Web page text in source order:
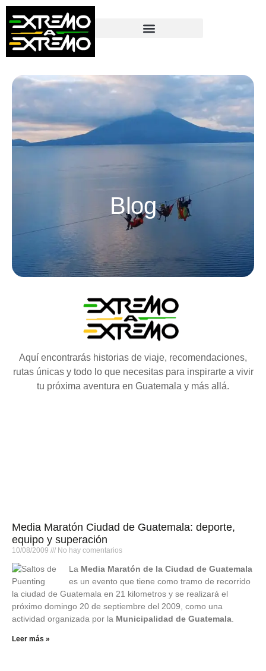
contenido
Blog
Aquí encontrarás historias de viaje, recomendaciones,
rutas únicas y todo lo que necesitas para inspirarte a vivir
tu próxima aventura en Guatemala y más allá.
Media Maratón Ciudad de Guatemala: deporte,
equipo y superación
10/08/2009 No hay comentarios
La Media Maratón de la Ciudad de Guatemala
es un evento que tiene como tramo de recorrido
la ciudad de Guatemala en 21 kilometros y se realizará el
próximo domingo 20 de septiembre del 2009, como una
actividad organizada por la Municipalidad de Guatemala
Leer más »